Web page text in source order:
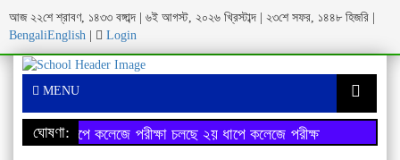
আজ ২২শে শ্রাবণ, ১৪৩৩ বঙ্গাব্দ | ৬ই আগস্ট, ২০২৬ খ্রিস্টাব্দ | ২৩শে সফর, ১৪৪৮ হিজরি |
BengaliEnglish Login
MENU
ঘোষণা: ২য় ধাপে কলেজে পরীক্ষা চলছে
২য় ধাপে কলেজে পরীক্ষা চলছে